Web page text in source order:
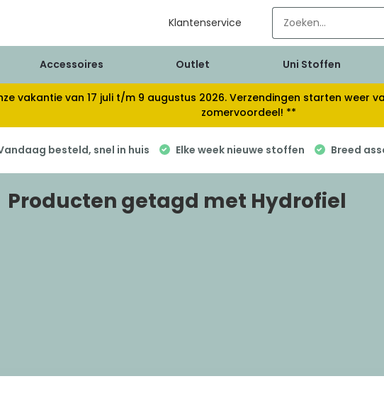
Klantenservice
Accessoires Outlet Uni Stoffen
vakantie van 17 juli t/m 9 augustus 2026. Verzendingen starten weer
zomervoordeel! **
besteld, snel in huis Elke week nieuwe stoffen Breed
Producten getagd met Hydrofiel